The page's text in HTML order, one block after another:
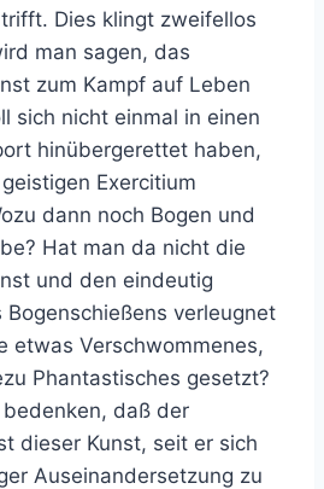
Dies klingt zweifellos
man sagen, das
zum Kampf auf Leben
sich nicht einmal in einen
hinübergerettet haben,
Exercitium
dann noch Bogen und
Hat man da nicht die
und den eindeutig
Bogenschießens verleugnet
etwas Verschwommenes,
Phantastisches gesetzt?
daß der
dieser Kunst, seit er sich
Auseinandersetzung zu